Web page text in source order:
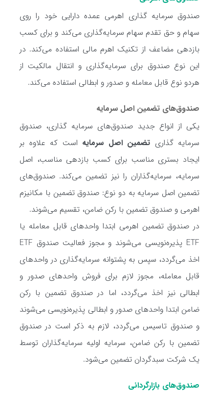
صندوق سرمایه گذاری اهرمی عمده دارایی خود را روی
سهام و حق تقدم سهام سرمایه‌گذاری می‌کند و برای کسب
بازدهی مضاعف از تکنیک اهرم مالی استفاده می‌کند. در
این نوع صندوق برای سرمایه‌گذاری و انتقال مالکیت از
هردو نوع قابل معامله و صدور و ابطالی استفاده می‌کند.
صندوق‌های تضمین اصل سرمایه
یکی از انواع جدید صندوق‌های سرمایه گذاری، صندوق
سرمایه گذاری تضمین اصل سرمایه است که علاوه بر
ایجاد بستری مناسب برای کسب بازدهی مناسب، اصل
سرمایه، سرمایه‌گذاران را نیز تضمین می‌کند. صندوق‌های
تضمین اصل سرمایه به دو نوع: صندوق تضمین با مکانیزم
اهرمی و صندوق تضمین با رکن ضامن، تقسیم می‌شوند.
در صندوق تضمین اهرمی ابتدا واحدهای قابل معامله یا
ETF پذیره‌نویسی می‌شوند و مجوز فعالیت صندوق ETF
اخذ می‌گردد، سپس به پشتوانه سرمایه‌گذاری در واحدهای
قابل معامله، مجوز لازم برای فروش واحدهای صدور و
ابطالی نیز اخذ می‌گردد، اما در صندوق تضمین با رکن
ضامن ابتدا واحدهای صدور و ابطالی پذیره‌نویسی می‌شوند
و صندوق تاسیس می‌گردد، لازم به ذکر است در صندوق
تضمین با رکن ضامن، سرمایه اولیه سرمایه‌گذاران توسط
یک شرکت سبدگردان تضمین می‌شود.
صندوق‌های بازارگردانی